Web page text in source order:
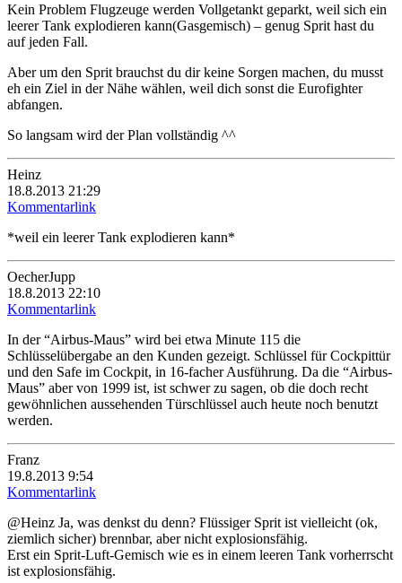
Kein Problem Flugzeuge werden Vollgetankt geparkt, weil sich ein
leerer Tank explodieren kann(Gasgemisch) – genug Sprit hast du
auf jeden Fall.
Aber um den Sprit brauchst du dir keine Sorgen machen, du musst
eh ein Ziel in der Nähe wählen, weil dich sonst die Eurofighter
abfangen.
So langsam wird der Plan vollständig ^^
Heinz
18.8.2013 21:29
Kommentarlink
*weil ein leerer Tank explodieren kann*
OecherJupp
18.8.2013 22:10
Kommentarlink
In der “Airbus-Maus” wird bei etwa Minute 115 die
Schlüsselübergabe an den Kunden gezeigt. Schlüssel für Cockpittür
und den Safe im Cockpit, in 16-facher Ausführung. Da die “Airbus-
Maus” aber von 1999 ist, ist schwer zu sagen, ob die doch recht
gewöhnlichen aussehenden Türschlüssel auch heute noch benutzt
werden.
Franz
19.8.2013 9:54
Kommentarlink
@Heinz Ja, was denkst du denn? Flüssiger Sprit ist vielleicht (ok,
ziemlich sicher) brennbar, aber nicht explosionsfähig.
Erst ein Sprit-Luft-Gemisch wie es in einem leeren Tank vorherrscht
ist explosionsfähig.